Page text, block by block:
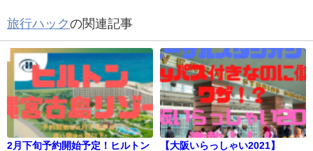
旅行ハックの関連記事
2月下旬予約開始予定！ヒルトン
【大阪いらっしゃい2021】